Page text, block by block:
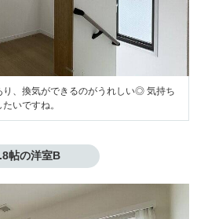
り、換気ができるのがうれしい◎ 気持ち
いですね。
帖の洋室B